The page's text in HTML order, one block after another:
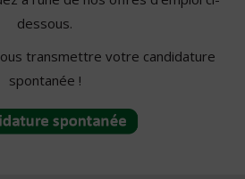
dessous.
transmettre votre candidature
spontanée !